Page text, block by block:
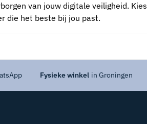
van jouw digitale veiligheid. Kies
die het beste bij jou past.
Fysieke winkel in Groningen